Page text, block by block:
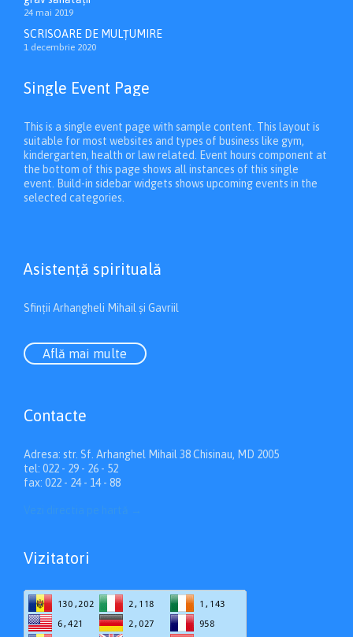
24 mai 2019
SCRISOARE DE MULȚUMIRE
1 decembrie 2020
Single Event Page
This is a single event page with sample content. This layout is
suitable for most websites and types of business like gym,
kindergarten, health or law related. Event hours component at
the bottom of this page shows all instances of this single
event. Build-in sidebar widgets shows upcoming events in the
selected categories.
Asistenţă spirituală
Sfinții Arhangheli Mihail și Gavriil
Află mai multe
Contacte
Adresa: str. Sf. Arhanghel Mihail 38 Chisinau, MD 2005
tel: 022 - 29 - 26 - 52
fax: 022 - 24 - 14 - 88
Vizitatori